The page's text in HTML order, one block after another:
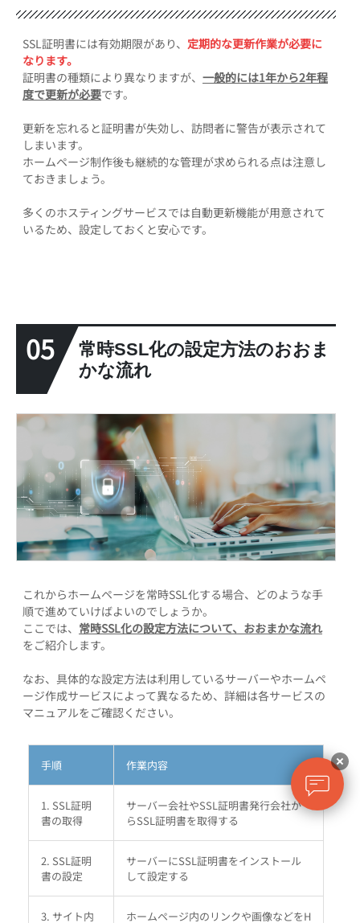
SSL証明書には有効期限があり、 定期的な更新作業が必要に
なります。
証明書の種類により異なりますが、 一般的には1年から2年程
度で更新が必要です。
更新を忘れると証明書が失効し、訪問者に警告が表示されて
しまいます。
ホームページ制作後も継続的な管理が求められる点は注意し
ておきましょう。
多くのホスティングサービスでは自動更新機能が用意されて
いるため、設定しておくと安心です。
05
常時SSL化の設定方法のおおま
かな流れ
これからホームページを常時SSL化する場合、どのような手
順で進めていけばよいのでしょうか。
ここでは、 常時SSL化の設定方法について、おおまかな流れ
をご紹介します。
なお、具体的な設定方法は利用しているサーバーやホームペ
ージ作成サービスによって異なるため、詳細は各サービスの
マニュアルをご確認ください。
手順 作業内容
1. SSL証明
書の取得
サーバー会社やSSL証明書発行会社か
らSSL証明書を取得する
2. SSL証明
書の設定
サーバーにSSL証明書をインストール
して設定する
3. サイト内 ホームページ内のリンクや画像などをH